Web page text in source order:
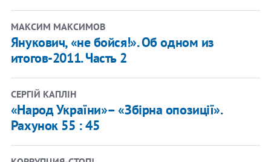
МАКСИМ МАКСИМОВ
Янукович, «не бойся!». Об одном из
итогов-2011. Часть 2
СЕРГІЙ КАПЛІН
«Народ України»– «Збірна опозиції».
Рахунок 55 : 45